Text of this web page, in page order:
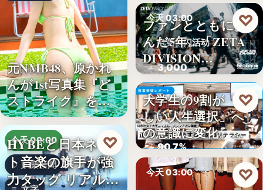
元NMB48、原かれ
んが1st写真集『ど
ストライク』を…
今天 09:00
娛樂新聞
HYBEと日本ネッ
ト音楽の旗手が強
力タッグ リアル×
♡
今天 03:00
电竞快闪活动
3,000
ファンとともに歩
んだ5年。「ZETA
DIVISION…
♡
今天 03:00
金融教育
90.7%
大学生の9割が「正
しい人生選択」へ
の意識に変化。ブ
ロード…
♡
今天 03:00 ♡